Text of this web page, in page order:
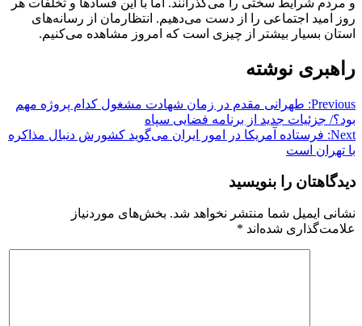
و مردم شرایط سختی را می‌گذرانند. اما با این فسادها و تخلفات هر
روز امید اجتماعی را از دست می‌دهیم. انتظارمان از رسانه‌های
استان بسیار بیشتر از چیزی است که امروز مشاهده می‌کنیم.
راهبری نوشته
Previous: طهرانی مقدم در زمان شهادت مشغول کدام پروژه مهم
بود؟/ جزئیات جدید از برنامه فضایی سپاه
Next: فرستاده آمریکا در امور ایران می‌گوید کشورش دنبال مذاکره
با تهران است
دیدگاهتان را بنویسید
نشانی ایمیل شما منتشر نخواهد شد. بخش‌های موردنیاز
علامت‌گذاری شده‌اند *